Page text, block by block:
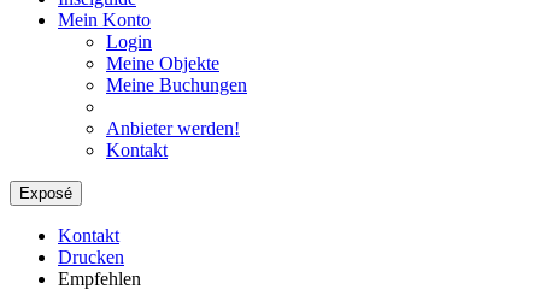
Mein Konto
Login
Meine Objekte
Meine Buchungen
Anbieter werden!
Kontakt
Exposé
Kontakt
Drucken
Empfehlen